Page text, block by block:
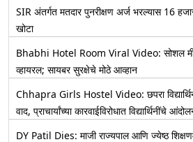
SIR अंतर्गत मतदार पुनरीक्षण अर्ज भरल्यास 16
खोटा
Bhabhi Hotel Room Viral Video: सोशल
व्हायरल; सायबर सुरक्षेचे मोठे आव्हान
Chhapra Girls Hostel Video: छपरा
वाद, प्राचार्यांच्या कारवाईविरोधात विद्यार्थिनींचे
DY Patil Dies: माजी राज्यपाल आणि ज्येष्ठ